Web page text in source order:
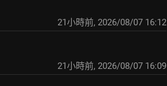
21小時前, 2026/08/07 16:12
21小時前, 2026/08/07 16:09